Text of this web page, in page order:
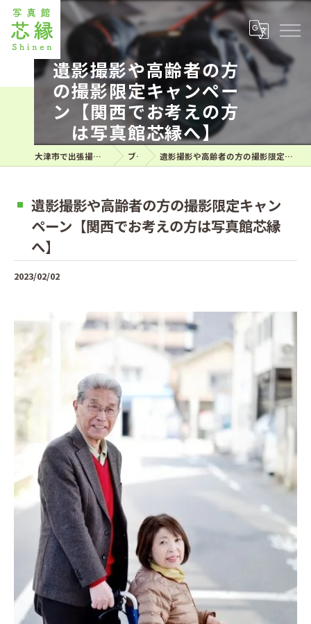
遺影撮影や高齢者の方
の撮影限定キャンペー
ン【関西でお考えの方
は写真館芯縁へ】
大津市で出張撮影なら想い伝える写真館芯縁 ブログ 遺影撮影や高齢者の方の撮影限定キャンペーン【関西でお考えの方は写真館芯縁へ】
遺影撮影や高齢者の方の撮影限定キャン
ペーン【関西でお考えの方は写真館芯縁
へ】
2023/02/02